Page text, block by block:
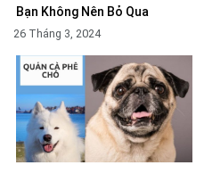
Bạn Không Nên Bỏ Qua
26 Tháng 3, 2024